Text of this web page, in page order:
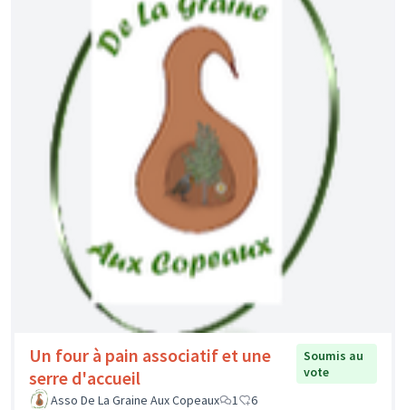
Un four à pain associatif et une
serre d'accueil
Soumis au
vote
Asso De La Graine Aux Copeaux
1 6